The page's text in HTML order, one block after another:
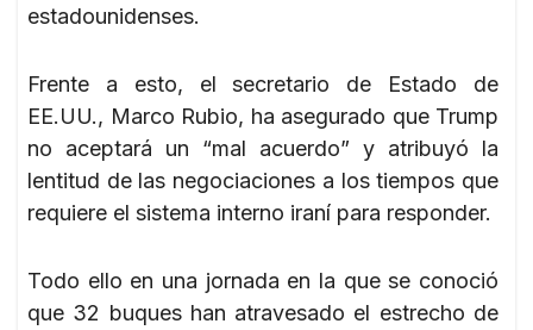
estadounidenses.
Frente a esto, el secretario de Estado de
EE.UU., Marco Rubio, ha asegurado que Trump
no aceptará un “mal acuerdo” y atribuyó la
lentitud de las negociaciones a los tiempos que
requiere el sistema interno iraní para responder.
Todo ello en una jornada en la que se conoció
que 32 buques han atravesado el estrecho de